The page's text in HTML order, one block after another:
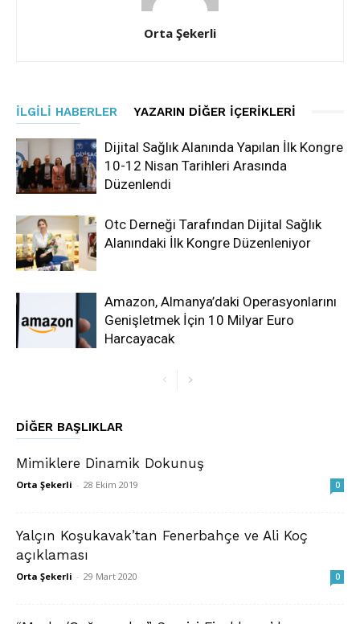
Orta Şekerli
İLGILI HABERLER YAZARIN DIĞER İÇERIKLERI
Dijital Sağlık Alanında Yapılan İlk Kongre
10-12 Nisan Tarihleri Arasında
Düzenlendi
Otc Derneği Tarafından Dijital Sağlık
Alanındaki İlk Kongre Düzenleniyor
Amazon, Almanya’daki Operasyonlarını
Genişletmek İçin 10 Milyar Euro
Harcayacak
DIĞER BAŞLIKLAR
Mimiklere Dinamik Dokunuş
Orta Şekerli - 28 Ekim 2019 0
Yalçın Koşukavak’tan Fenerbahçe ve Ali Koç
açıklaması
Orta Şekerli - 29 Mart 2020 0